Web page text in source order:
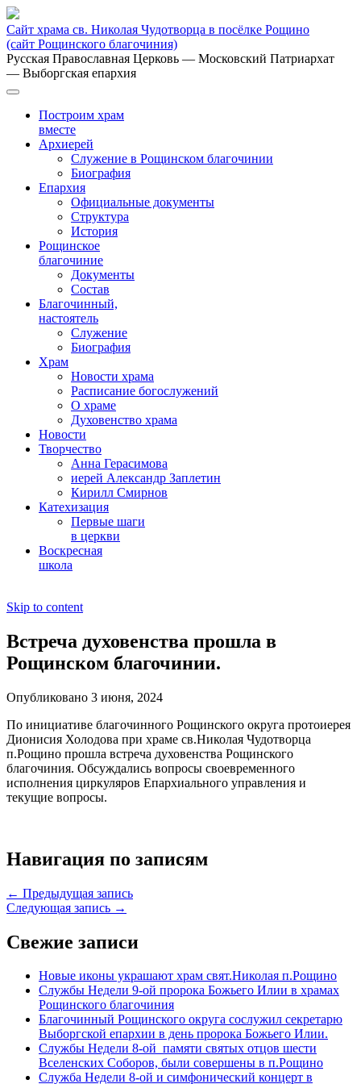
Сайт храма св. Николая Чудотворца в посёлке Рощино
(сайт Рощинского благочиния)
Русская Православная Церковь — Московский Патриархат
— Выборгская епархия
Построим храм
вместе
Архиерей
Служение в Рощинском благочинии
Биография
Епархия
Официальные документы
Структура
История
Рощинское
благочиние
Документы
Состав
Благочинный,
настоятель
Служение
Биография
Храм
Новости храма
Расписание богослужений
О храме
Духовенство храма
Новости
Творчество
Анна Герасимова
иерей Александр Заплетин
Кирилл Смирнов
Катехизация
Первые шаги
в церкви
Воскресная
школа
Skip to content
Встреча духовенства прошла в
Рощинском благочинии.
Опубликовано 3 июня, 2024
По инициативе благочинного Рощинского округа протоиерея
Дионисия Холодова при храме св.Николая Чудотворца
п.Рощино прошла встреча духовенства Рощинского
благочиния. Обсуждались вопросы своевременного
исполнения циркуляров Епархиального управления и
текущие вопросы.
Навигация по записям
← Предыдущая запись
Следующая запись →
Свежие записи
Новые иконы украшают храм свят.Николая п.Рощино
Службы Недели 9-ой пророка Божьего Илии в храмах
Рощинского благочиния
Благочинный Рощинского округа сослужил секретарю
Выборгской епархии в день пророка Божьего Илии.
Службы Недели 8-ой памяти святых отцов шести
Вселенских Соборов, были совершены в п.Рощино
Служба Недели 8-ой и симфонический концерт в